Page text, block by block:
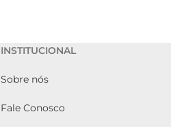
INSTITUCIONAL
Sobre nós
Fale Conosco